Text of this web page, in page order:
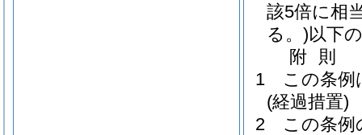
該5倍に相
る。)以下
附 則
1
この条例
(経過措置)
2
この条例